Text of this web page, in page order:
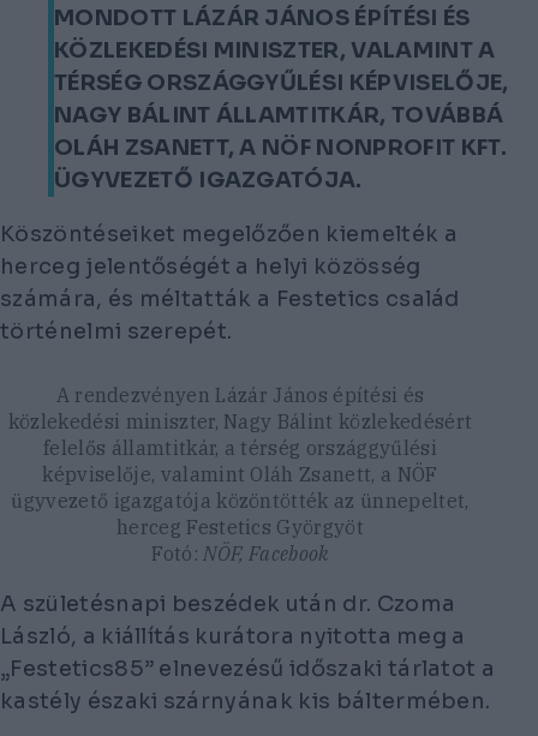
MONDOTT LÁZÁR JÁNOS ÉPÍTÉSI ÉS
KÖZLEKEDÉSI MINISZTER, VALAMINT A
TÉRSÉG ORSZÁGGYŰLÉSI KÉPVISELŐJE,
NAGY BÁLINT ÁLLAMTITKÁR, TOVÁBBÁ
OLÁH ZSANETT, A NÖF NONPROFIT KFT.
ÜGYVEZETŐ IGAZGATÓJA.
Köszöntéseiket megelőzően kiemelték a
herceg jelentőségét a helyi közösség
számára, és méltatták a Festetics család
történelmi szerepét.
A rendezvényen Lázár János építési és
közlekedési miniszter, Nagy Bálint közlekedésért
felelős államtitkár, a térség országgyűlési
képviselője, valamint Oláh Zsanett, a NÖF
ügyvezető igazgatója közöntötték az ünnepeltet,
herceg Festetics Györgyöt
Fotó:NÖF, Facebook
A születésnapi beszédek után dr. Czoma
László, a kiállítás kurátora nyitotta meg a
„Festetics85” elnevezésű időszaki tárlatot a
kastély északi szárnyának kis báltermében.